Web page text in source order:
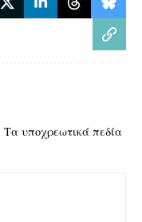
Τα υποχρεωτικά πεδία